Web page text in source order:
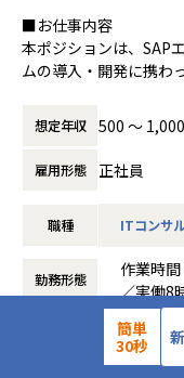
▼リスキル支援に関して
※約1か月のキャッチ
～ Oracle ERP Cloud
・ハンズオン環境に
・多数のナレッジ共有
▼充実した研修制度で
・JavaやERPCloud
キルの講習や教材はも
コンサルタントや上
レッジ勉強会もござい
・社内独自の検定を設
■事業責任者からのメ
世界基準でみたときに
ホープスではそういっ
製品がERPの周辺シス
ます。
ホープスは、製造業向
事業に加えて、
ITSMとの連携、EPM
ング、グループウェア
『お客様が本当に求め
目的：連結会計の予実
各社の損益情報を元
バケツリレー、属人化
plan化する。
利用している基幹シ
場、会社間で見えるデ
である。
そのため、単一シス
確認できるようにし、
データ連携の自動化
の削減と効率化を図る
働き方/
均週2～
きます。
■お仕事内容
本ポジションは、SAP
ムの導入・開発に携わ
ジの提案や要件定義等
テスト工程や運用保守
具体的には、SAPの導
運用のプロジェクト
ロントに立ってお客
り、
PMとして複数名のプ
えております。
想定年収 500 〜
雇用形態 正社員
職種 ITコンサ
勤務形態
作業時
／実働8
働き方：
時など）
時間外労
「バッ
をモッ
簡単
30秒